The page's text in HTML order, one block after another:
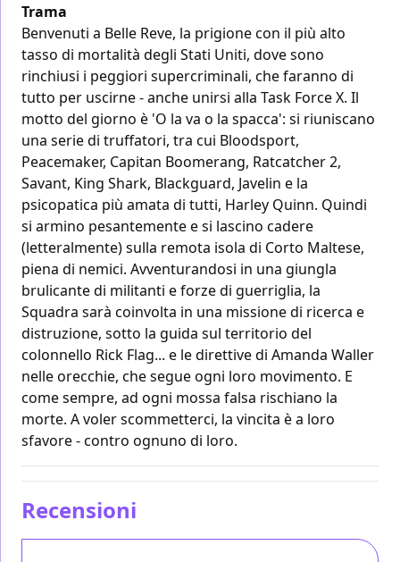
Trama
Benvenuti a Belle Reve, la prigione con il più alto
tasso di mortalità degli Stati Uniti, dove sono
rinchiusi i peggiori supercriminali, che faranno di
tutto per uscirne - anche unirsi alla Task Force X. Il
motto del giorno è 'O la va o la spacca': si riuniscano
una serie di truffatori, tra cui Bloodsport,
Peacemaker, Capitan Boomerang, Ratcatcher 2,
Savant, King Shark, Blackguard, Javelin e la
psicopatica più amata di tutti, Harley Quinn. Quindi
si armino pesantemente e si lascino cadere
(letteralmente) sulla remota isola di Corto Maltese,
piena di nemici. Avventurandosi in una giungla
brulicante di militanti e forze di guerriglia, la
Squadra sarà coinvolta in una missione di ricerca e
distruzione, sotto la guida sul territorio del
colonnello Rick Flag... e le direttive di Amanda Waller
nelle orecchie, che segue ogni loro movimento. E
come sempre, ad ogni mossa falsa rischiano la
morte. A voler scommetterci, la vincita è a loro
sfavore - contro ognuno di loro.
Recensioni